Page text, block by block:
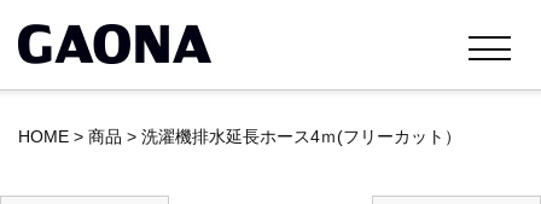
HOME > 商品 > 洗濯機排水延長ホース4ｍ(フリーカット）